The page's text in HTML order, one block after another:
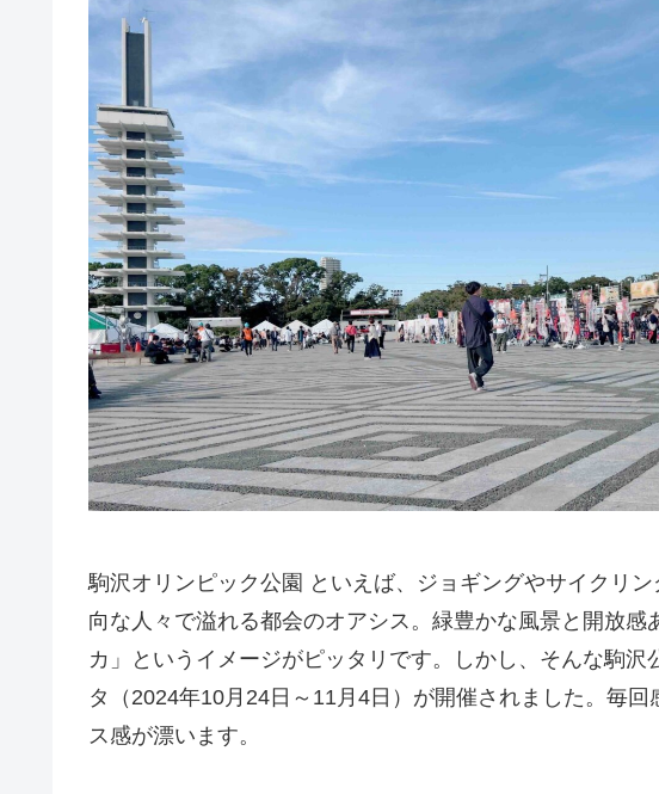
駒沢オリンピック公園 といえば、ジョギングやサイクリ
向な人々で溢れる都会のオアシス。緑豊かな風景と開放感
カ」というイメージがピッタリです。しかし、そんな駒
タ（2024年10月24日～11月4日）が開催されました。毎
ス感が漂います。